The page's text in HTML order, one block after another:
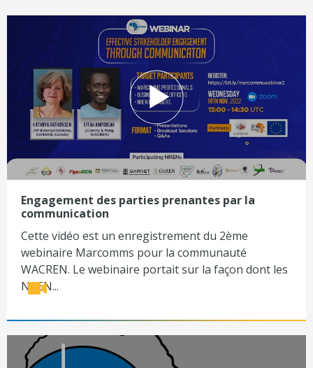
Engagement des parties prenantes par la
communication
Cette vidéo est un enregistrement du 2ème
webinaire Marcomms pour la communauté
WACREN. Le webinaire portait sur la façon dont les
NREN...